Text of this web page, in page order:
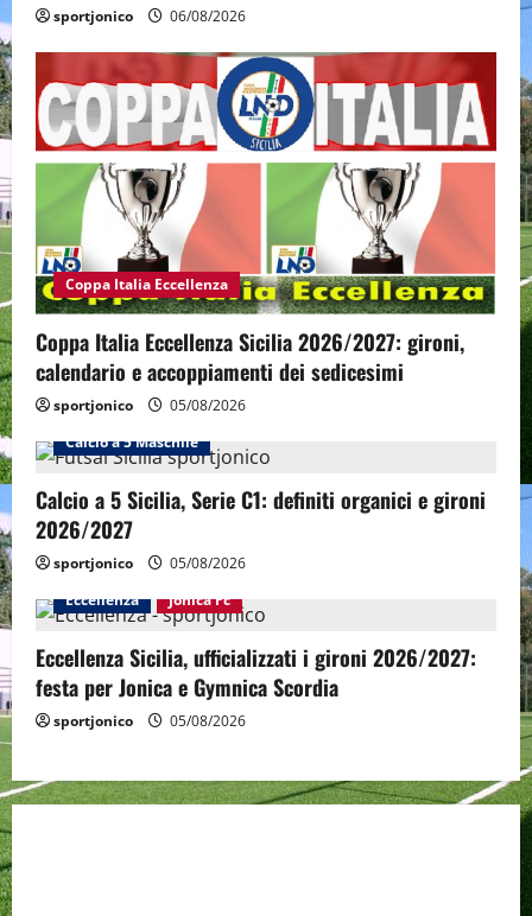
sportjonico 06/08/2026
Coppa Italia Eccellenza
Coppa Italia Eccellenza Sicilia 2026/2027: gironi,
calendario e accoppiamenti dei sedicesimi
sportjonico
05/08/2026
Calcio a 5 Maschile
Calcio a 5 Sicilia, Serie C1: definiti organici e gironi
2026/2027
sportjonico
05/08/2026
Eccellenza
Jonica Fc
Eccellenza Sicilia, ufficializzati i gironi 2026/2027:
festa per Jonica e Gymnica Scordia
sportjonico 05/08/2026